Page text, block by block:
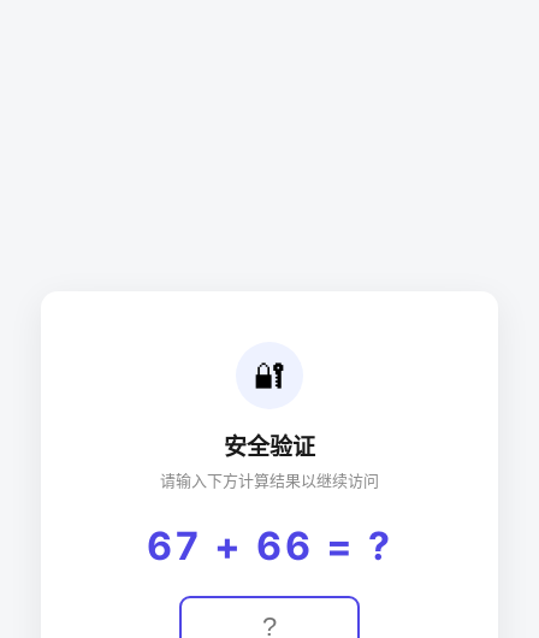
🔐
安全验证
请输入下方计算结果以继续访问
67 + 66 = ?